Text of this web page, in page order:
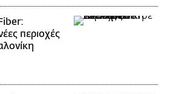
περιοχές